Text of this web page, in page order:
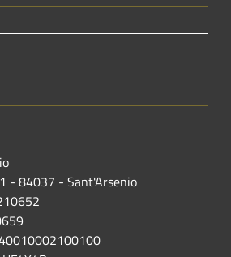
- 84037 - Sant'Arsenio